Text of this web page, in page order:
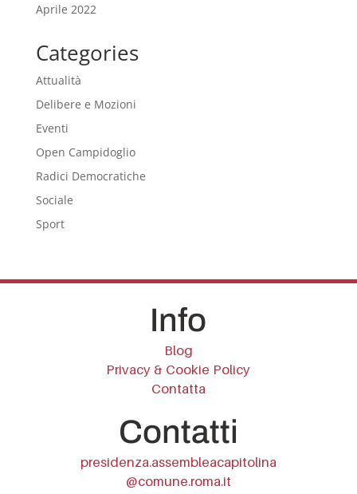
Aprile 2022
Categories
Attualità
Delibere e Mozioni
Eventi
Open Campidoglio
Radici Democratiche
Sociale
Sport
Info
Blog
Privacy & Cookie Policy
Contatta
Contatti
presidenza.assembleacapitolina
@comune.roma.it